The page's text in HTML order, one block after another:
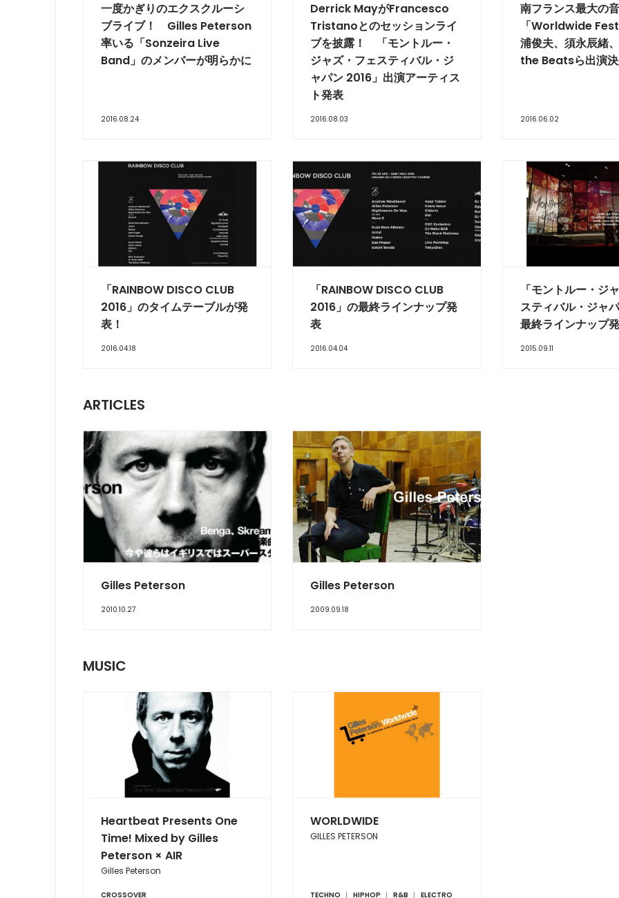
一度かぎりのエクスクルーシ
ブライブ！ Gilles Peterson
率いる「Sonzeira Live
Band」のメンバーが明らかに
2016.08.24
Derrick MayがFrancesco
Tristanoとのセッションライ
ブを披露！ 「モントルー・
ジャズ・フェスティバル・ジ
ャパン 2016」出演アーティス
ト発表
2016.08.03
南フランス最大の
「Worldwide
浦俊夫、須永辰緒
the Beatsら出演
2016.06.02
「RAINBOW DISCO CLUB
2016」のタイムテーブルが発
表！
2016.04.18
「RAINBOW DISCO CLUB
2016」の最終ラインナップ発
表
2016.04.04
「モントルー・ジ
スティバル・ジャ
最終ラインナップ
2015.09.11
ARTICLES
INTERVIEW
Gilles Peterson
2010.10.27
INTERVIEW
Gilles Peterson
2009.09.18
MUSIC
Heartbeat Presents One
Time! Mixed by Gilles
Peterson × AIR
Gilles Peterson
CROSSOVER
WORLDWIDE
GILLES PETERSON
TECHNO HIPHOP R&B ELECTRO